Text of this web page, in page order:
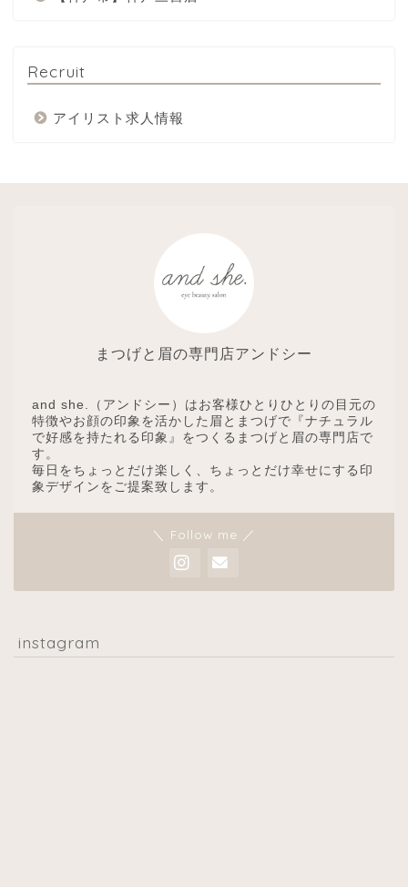
Recruit
アイリスト求人情報
まつげと眉の専門店アンドシー
and she.（アンドシー）はお客様ひとりひとりの目元の
特徴やお顔の印象を活かした眉とまつげで『ナチュラル
で好感を持たれる印象』をつくるまつげと眉の専門店で
す。
毎日をちょっとだけ楽しく、ちょっとだけ幸せにする印
象デザインをご提案致します。
＼ Follow me ／
instagram